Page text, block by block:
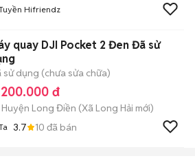
Hifriendz
quay DJI Pocket 2 Đen Đã sử
sử dụng (chưa sửa chữa)
đ
Huyện Long Điền (Xã Long Hải mới)
3.7 10 đã bán